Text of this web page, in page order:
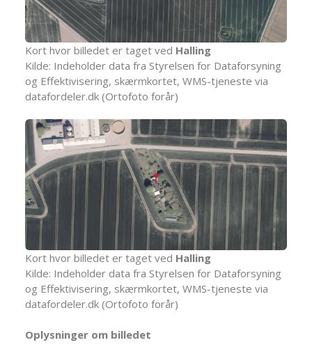
Kort hvor billedet er taget ved Halling
Kilde: Indeholder data fra Styrelsen for Dataforsyning
og Effektivisering, skærmkortet, WMS-tjeneste via
datafordeler.dk (Ortofoto forår)
Kort hvor billedet er taget ved Halling
Kilde: Indeholder data fra Styrelsen for Dataforsyning
og Effektivisering, skærmkortet, WMS-tjeneste via
datafordeler.dk (Ortofoto forår)
Oplysninger om billedet